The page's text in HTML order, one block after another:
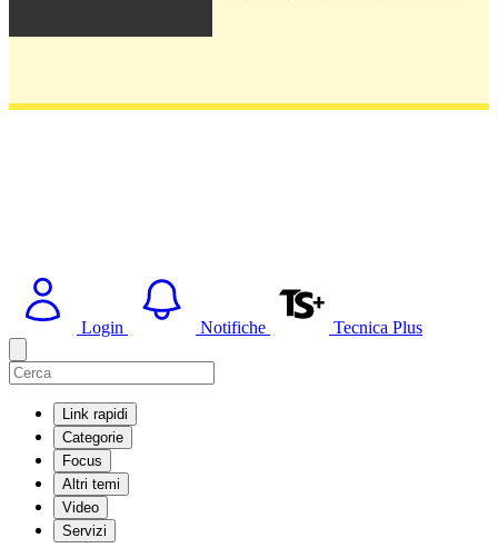
Login Notifiche Tecnica Plus
Link rapidi
Categorie
Focus
Altri temi
Video
Servizi